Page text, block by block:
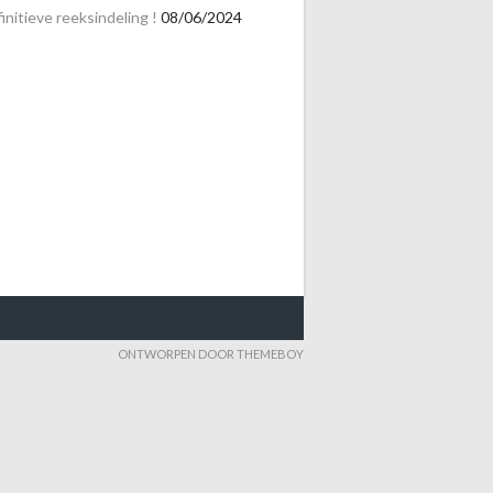
reeksindeling ! 08/06/2024
ONTWORPEN DOOR THEMEBOY